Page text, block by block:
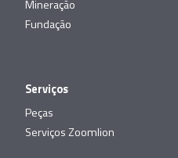
Mineração
Fundação
Serviços
Peças
Serviços Zoomlion